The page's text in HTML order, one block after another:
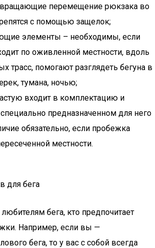
перемещение рюкзака во
с помощью защелок;
элементы – необходимы, если
по оживленной местности, вдоль
трасс, помогают разглядеть бегуна в
тумана, ночью;
входит в комплектацию и
предназначенном для него
обязательно, если пробежка
местности.
для бега
бега, кто предпочитает
Например, если вы —
бега, то у вас с собой всегда